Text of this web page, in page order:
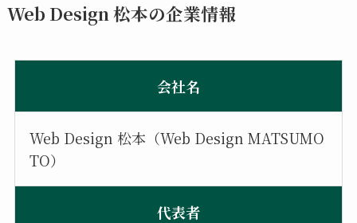
Web Design 松本の企業情報
会社名
Web Design 松本（Web Design MATSUMO
TO）
代表者